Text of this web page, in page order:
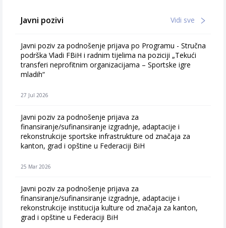
Javni pozivi Vidi sve
Javni poziv za podnošenje prijava po Programu - Stručna
podrška Vladi FBiH i radnim tijelima na poziciji „Tekući
transferi neprofitnim organizacijama – Sportske igre
mladih“
27 Jul 2026
Javni poziv za podnošenje prijava za
finansiranje/sufinansiranje izgradnje, adaptacije i
rekonstrukcije sportske infrastrukture od značaja za
kanton, grad i opštine u Federaciji BiH
25 Mar 2026
Javni poziv za podnošenje prijava za
finansiranje/sufinansiranje izgradnje, adaptacije i
rekonstrukcije institucija kulture od značaja za kanton,
grad i opštine u Federaciji BiH